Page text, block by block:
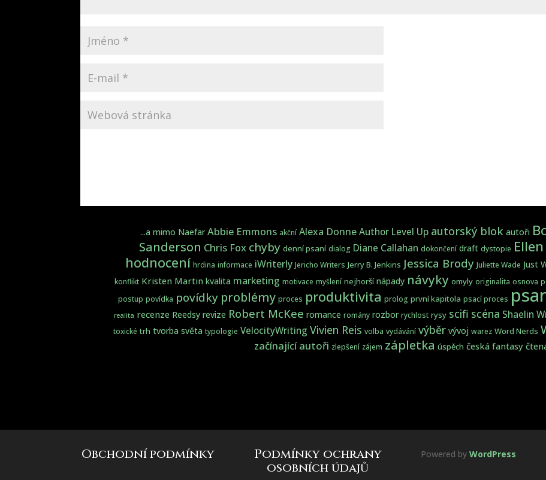
...a mimo Naefar Abbie Emmons akční Alexa DonneAuthor Level Up autorský blok autoři
Sanderson Chris Fox chyby denní psaní dialog Diane Callahan dokončení draft dystopie
hodnocení hrdina informace iWriterly Jericho Writers Jerry B. Jenkins Jessica Brody Juliette Wade Just
konflikt Kristen Martin kvalita marketing motivace myšlení nejhorší nápady návyky omyly originalita osnova
postup povídka povídky problémy proces produktivita prolog první kapitola psací proces
realita recenze Reedsy revize Robert McKee romance romány rozbor rychlost rysy scifi scéna Shaelin
toxické trh tvorba světa typologie VelocityWriting Vivien Reis volba vydávání výběr vývoj warez Word Nerds
začínající autoři zlepšení zájem zápletka úspěch česká fantasy
Obchodní podmínky
Podmínky ochrany
osobních údajů
Powered by WordPress